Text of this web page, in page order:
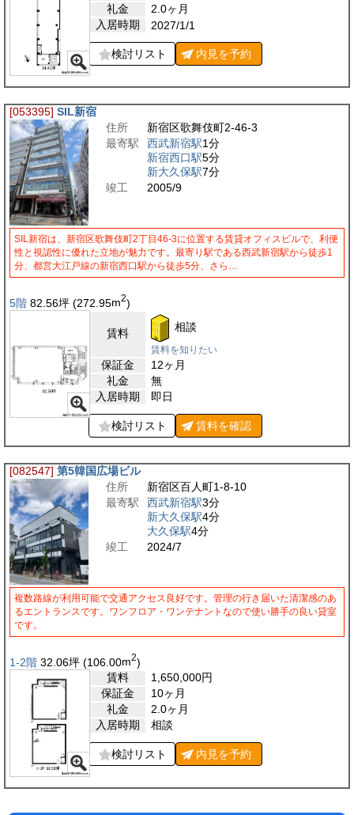
礼金
2.0ヶ月
入居時期
2027/1/1
検討リスト 内見を予約
[053395] SIL新宿
住所
新宿区歌舞伎町2-46-3
最寄駅
西武新宿駅1分
新宿西口駅5分
新大久保駅7分
竣工
2005/9
SIL新宿は、新宿区歌舞伎町2丁目46-3に位置する賃貸オフィスビルで、利便
性と視認性に優れた立地が魅力です。最寄り駅である西武新宿駅から徒歩1
分、都営大江戸線の新宿西口駅から徒歩5分、さら…
5階 82.56坪 (272.95m2)
賃料 相談
賃料を知りたい
保証金
12ヶ月
礼金
無
入居時期
即日
検討リスト 賃料を確認
[082547] 第5韓国広場ビル
住所
新宿区百人町1-8-10
最寄駅
西武新宿駅3分
新大久保駅4分
大久保駅4分
竣工
2024/7
複数路線が利用可能で交通アクセス良好です。管理の行き届いた清潔感のあ
るエントランスです。ワンフロア・ワンテナントなので使い勝手の良い貸室
です。
1-2階 32.06坪 (106.00m2)
賃料
1,650,000円
保証金
10ヶ月
礼金
2.0ヶ月
入居時期
相談
検討リスト 内見を予約